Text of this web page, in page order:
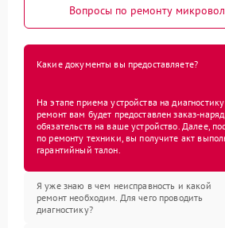
Вопросы по ремонту
Какие документы вы предоставляете?
На этапе приема устройства на
ремонт вам будет предоставлен заказ-
обязательств на ваше устройство. Далее,
по ремонту техники, вы получите акт
гарантийный талон.
Я уже знаю в чем неисправность и какой
ремонт необходим. Для чего проводить
диагностику?